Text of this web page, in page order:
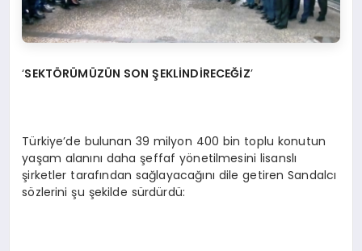
‘SEKTÖRÜMÜZÜN SONŞEKLİNDİRECEĞİZ’
Türkiye’de bulunan 39 milyon 400 bin toplu konutun
yaşam alanını daha şeffaf yönetilmesini lisanslı
şirketler tarafından sağlayacağını dile getiren Sandalcı
sözlerini şu şekilde sürdürdü: